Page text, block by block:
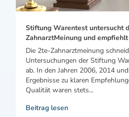
Stiftung Warentest untersucht
ZahnarztMeinung und
Die 2te-Zahnarztmeinung
Untersuchungen der Stiftung
ab. In den Jahren 2006, 2014
Ergebnisse zu klaren
Qualität waren stets...
Beitrag lesen